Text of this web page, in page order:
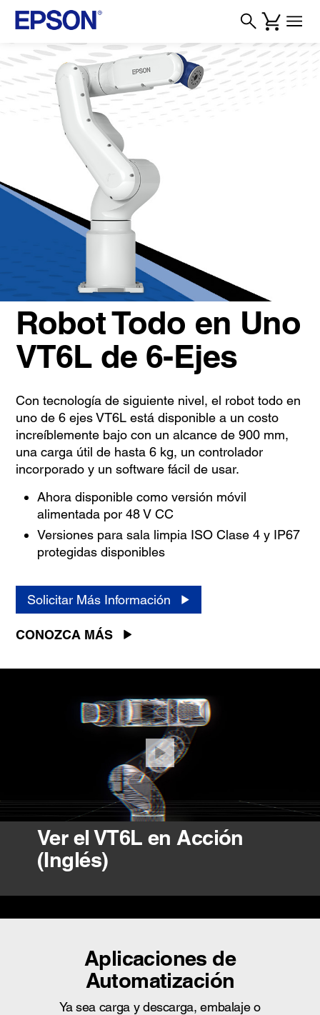
Robot Todo en Uno
VT6L de 6-Ejes
Con tecnología de siguiente nivel, el robot todo en
uno de 6 ejes VT6L está disponible a un costo
increíblemente bajo con un alcance de 900 mm,
una carga útil de hasta 6 kg, un controlador
incorporado y un software fácil de usar.
Ahora disponible como versión móvil
alimentada por 48 V CC
Versiones para sala limpia ISO Clase 4 y IP67
protegidas disponibles
Solicitar Más Información
CONOZCA MÁS
Ver el VT6L en Acción
(Inglés)
Aplicaciones de
Automatización
Ya sea carga y descarga, embalaje o